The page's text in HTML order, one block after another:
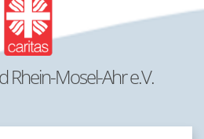
Rhein-Mosel-Ahr e.V.